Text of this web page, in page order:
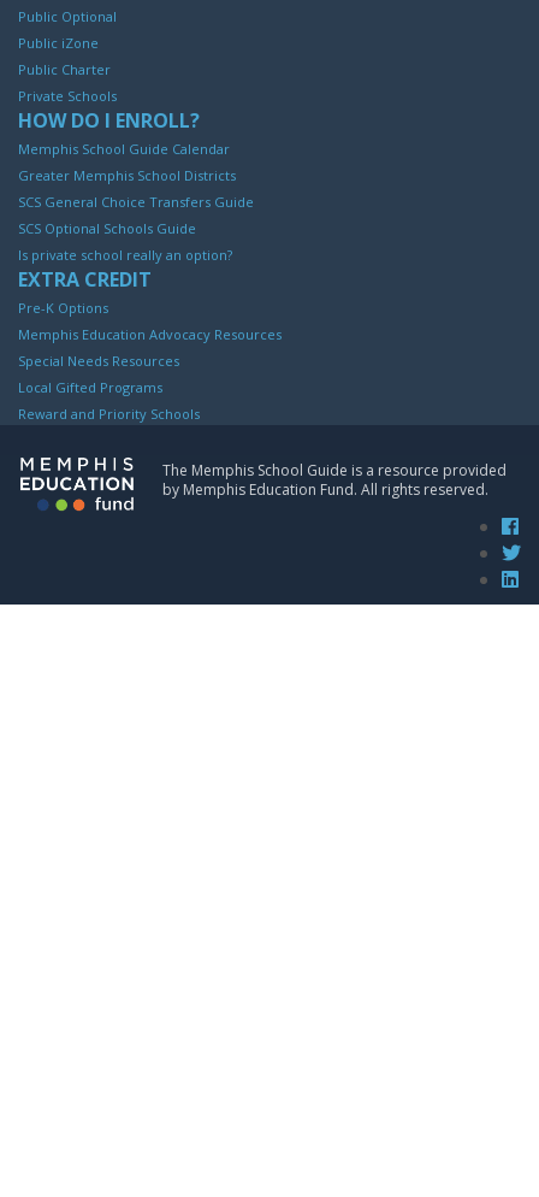
Public Optional
Public iZone
Public Charter
Private Schools
HOW DO I ENROLL?
Memphis School Guide Calendar
Greater Memphis School Districts
SCS General Choice Transfers Guide
SCS Optional Schools Guide
Is private school really an option?
EXTRA CREDIT
Pre-K Options
Memphis Education Advocacy Resources
Special Needs Resources
Local Gifted Programs
Reward and Priority Schools
The Memphis School Guide is a resource provided
by Memphis Education Fund. All rights reserved.